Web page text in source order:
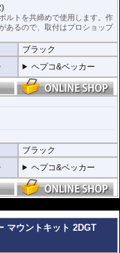
マウントキット 2DGT
を防ぐだけでなく、衝撃を
が期待できます。
大事な機能です。
性質の異なる特殊強化パ
トはトライ&エラーより導
プとすることで、充分な強
の向上に貢献できるよう工
ルトを共締めで使用します。作
あるので、取付はプロショップ
ブラック
ヘプコ&ベッカー
ブラック
ヘプコ&ベッカー